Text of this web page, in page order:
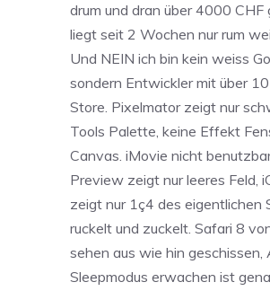
drum und dran über 4000 CHF
liegt seit 2 Wochen nur rum
Und NEIN ich bin kein weiss
sondern Entwickler mit über
Store. Pixelmator zeigt nur
Tools Palette, keine Effekt
Canvas. iMovie nicht
Preview zeigt nur leeres Feld,
zeigt nur 1ç4 des eigentlichen
ruckelt und zuckelt. Safari 8
sehen aus wie hin geschissen,
Sleepmodus erwachen ist